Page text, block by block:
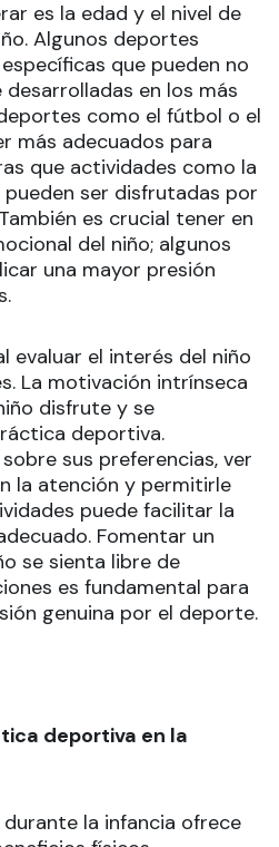
es la edad y el nivel de
Algunos deportes
que pueden no
en los más
como el fútbol o el
más adecuados para
que actividades como la
ser disfrutadas por
es crucial tener en
del niño; algunos
una mayor presión
evaluar el interés del niño
La motivación intrínseca
disfrute y se
deportiva.
sus preferencias, ver
la atención y permitirle
puede facilitar la
Fomentar un
se sienta libre de
es fundamental para
genuina por el deporte.
deportiva en la
la infancia ofrece